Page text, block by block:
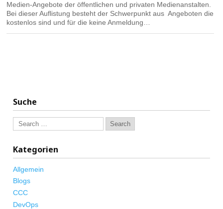
Medien-Angebote der öffentlichen und privaten Medienanstalten.
Bei dieser Auflistung besteht der Schwerpunkt aus Angeboten die
kostenlos sind und für die keine Anmeldung…
Suche
Kategorien
Allgemein
Blogs
CCC
DevOps